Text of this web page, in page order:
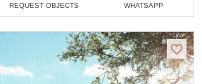
REQUEST OBJECTS WHATSAPP